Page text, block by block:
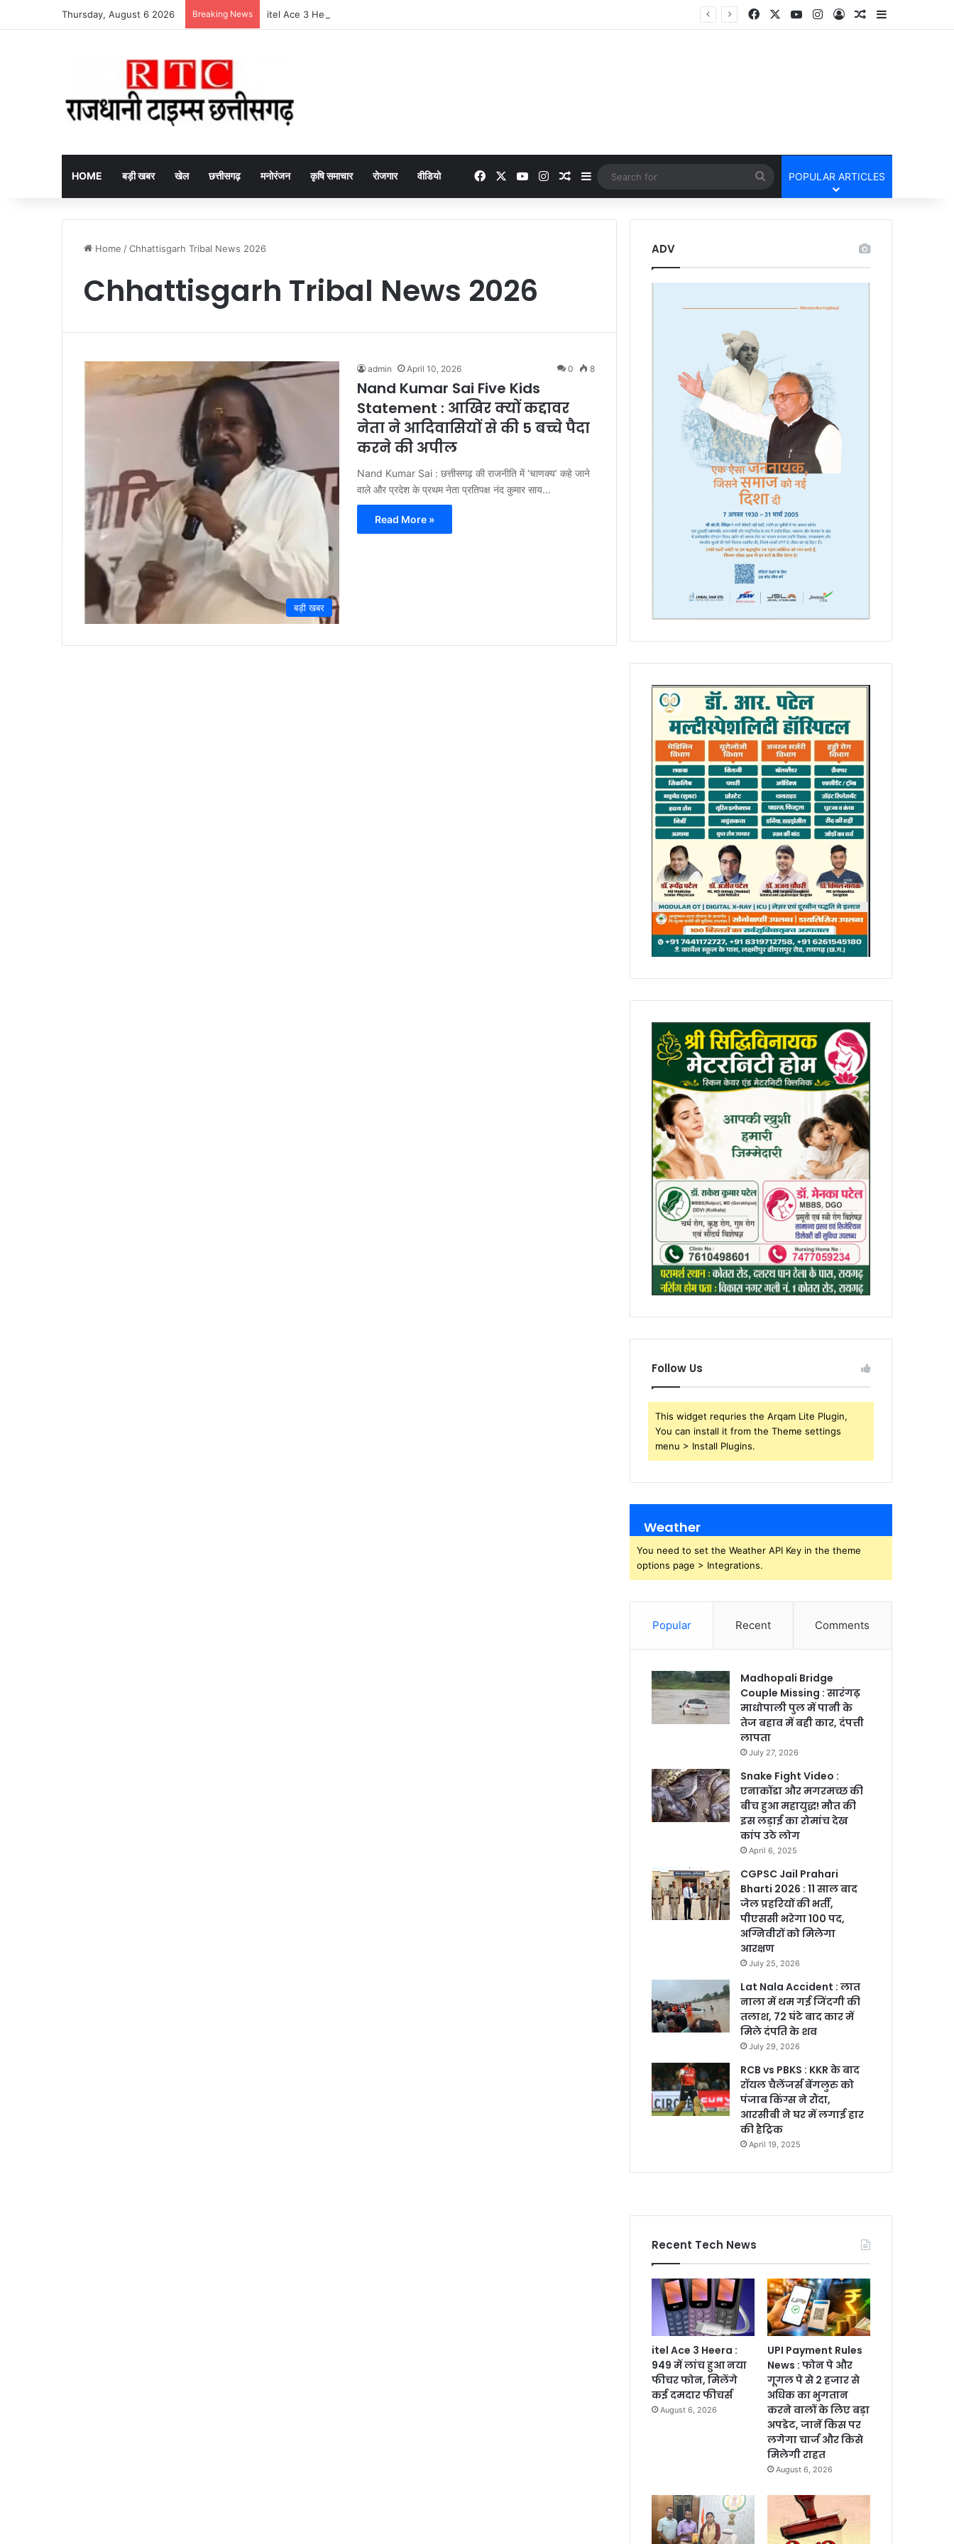
Thursday, August 6 2026 Breaking News itel Ace 3 Heera : 949 में लांच हुआ नया फीचर फोन, मिलेंगे कई दमदार फीचर्स FacebookYouTubeInstagram
Log InRandom Article
Sidebar
HOME बड़ी खबर खेल छत्तीसगढ़ मनोरंजन कृषि समाचार रोजगार वीडियो FacebookYouTubeInstagramRandom Article
Sidebar
Search
for
POPULAR ARTICLES
Home /Chhattisgarh Tribal News 2026
Chhattisgarh Tribal News 2026
बड़ी खबर
admin April 10, 2026 0 8
Nand Kumar Sai Five Kids
Statement : आखिर क्यों कद्दावर
नेता ने आदिवासियों से की 5 बच्चे पैदा
करने की अपील
Nand Kumar Sai : छत्तीसगढ़ की राजनीति में ‘चाणक्य’ कहे जाने
वाले और प्रदेश के प्रथम नेता प्रतिपक्ष नंद कुमार साय…
Read More »
ADV
Follow Us
This widget requries the Arqam Lite Plugin,
You can install it from the Theme settings
menu > Install Plugins.
Weather
You need to set the Weather API Key in the theme
options page > Integrations.
Popular Recent Comments
Madhopali Bridge
Couple Missing : सारंगढ़
माधोपाली पुल में पानी के
तेज बहाव में बही कार, दंपत्ती
लापता
July 27, 2026
Snake Fight Video :
एनाकोंडा और मगरमच्छ की
बीच हुआ महायुद्ध! मौत की
इस लड़ाई का रोमांच देख
कांप उठे लोग
April 6, 2025
CGPSC Jail Prahari
Bharti 2026 : 11 साल बाद
जेल प्रहरियों की भर्ती,
पीएससी भरेगा 100 पद,
अग्निवीरों को मिलेगा
आरक्षण
July 25, 2026
Lat Nala Accident : लात
नाला में थम गई जिंदगी की
तलाश, 72 घंटे बाद कार में
मिले दंपति के शव
July 29, 2026
RCB vs PBKS : KKR के बाद
रॉयल चैलेंजर्स बेंगलुरु को
पंजाब किंग्स ने रौंदा,
आरसीबी ने घर में लगाई हार
की हैट्रिक
April 19, 2025
Recent Tech News
itel Ace 3 Heera :
949 में लांच हुआ नया
फीचर फोन, मिलेंगे
कई दमदार फीचर्स
August 6, 2026
UPI Payment Rules
News : फोन पे और
गूगल पे से 2 हजार से
अधिक का भुगतान
करने वालों के लिए बड़ा
अपडेट, जानें किस पर
लगेगा चार्ज और किसे
मिलेगी राहत
August 6, 2026